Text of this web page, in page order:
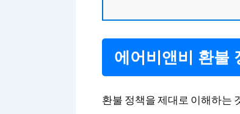
에어비앤비 환불
환불 정책을 제대로 이해하는